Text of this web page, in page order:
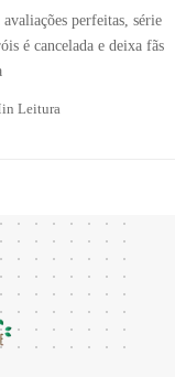
perfeitas, série
é cancelada e deixa fãs
Leitura